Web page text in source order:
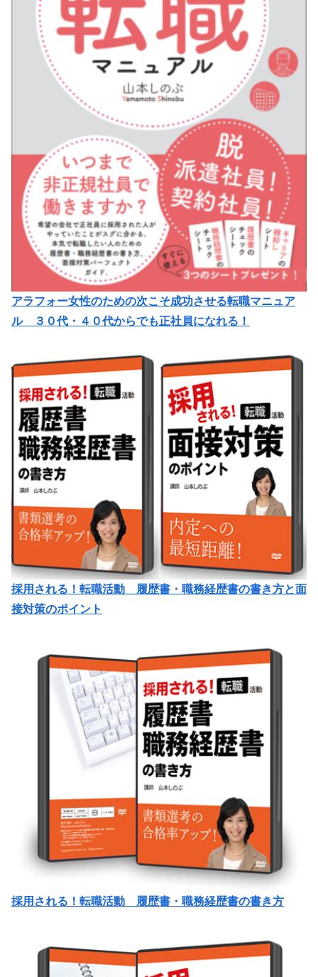
アラフォー女性のための次こそ成功させる転職マニュア
ル ３０代・４０代からでも正社員になれる！
採用される！転職活動 履歴書・職務経歴書の書き方と面
接対策のポイント
採用される！転職活動 履歴書・職務経歴書の書き方